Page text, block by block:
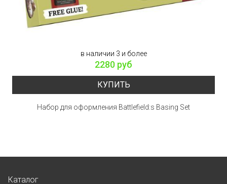
в наличии 3 и более
2280 руб
КУПИТЬ
Набор для оформления Battlefield:s Basing Set
Каталог